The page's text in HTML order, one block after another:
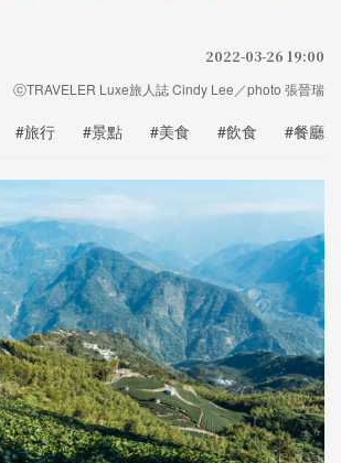
2022-03-26 19:00
ⓒTRAVELER Luxe旅人誌 Cindy Lee／photo 張晉瑞
#旅行 #景點 #美食 #飲食 #餐廳